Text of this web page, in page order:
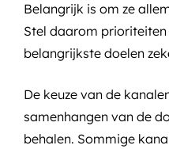
Belangrijk is om ze
Stel daarom
belangrijkste doelen
De keuze van de
samenhangen van de
behalen. Sommige